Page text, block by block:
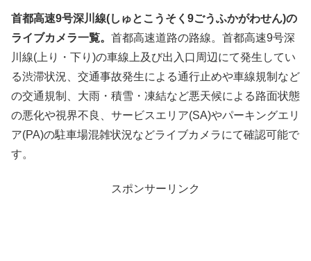
首都高速9号深川線(しゅとこうそく9ごうふかがわせん)の
ライブカメラ一覧。 首都高速道路の路線。首都高速9号深
川線(上り・下り)の車線上及び出入口周辺にて発生してい
る渋滞状況、交通事故発生による通行止めや車線規制など
の交通規制、大雨・積雪・凍結など悪天候による路面状態
の悪化や視界不良、サービスエリア(SA)やパーキングエリ
ア(PA)の駐車場混雑状況などライブカメラにて確認可能で
す。
スポンサーリンク